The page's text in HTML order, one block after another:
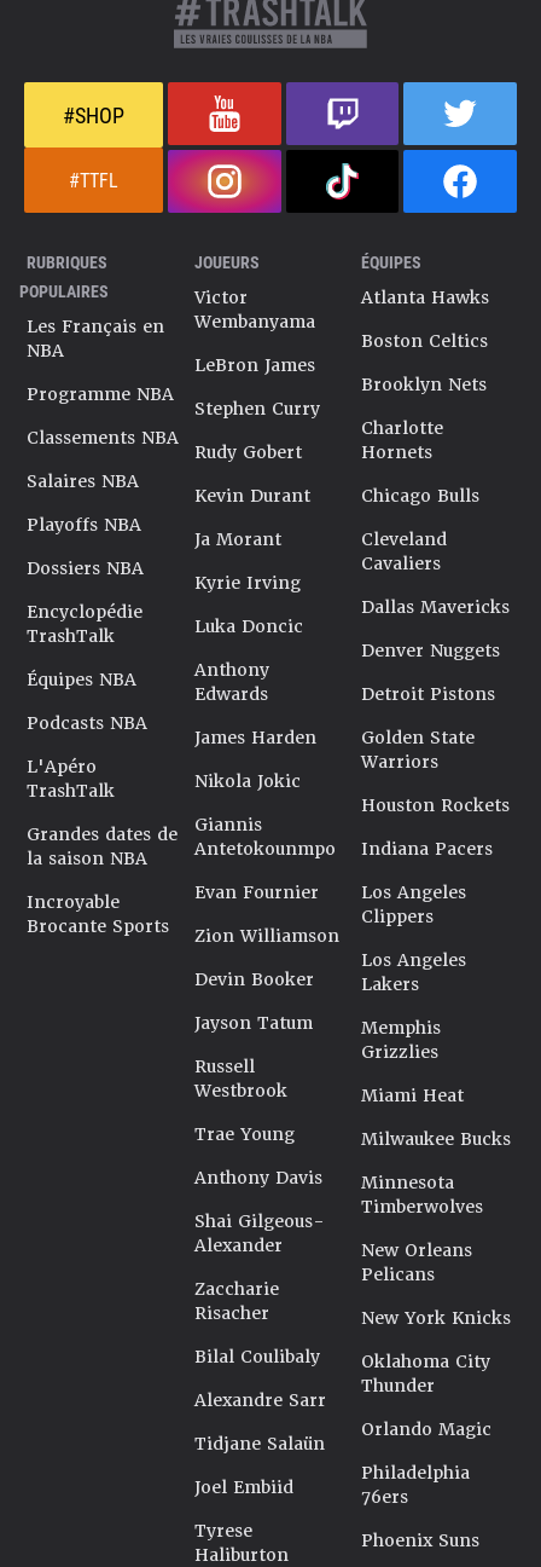
#SHOP
#TTFL
RUBRIQUES
POPULAIRES
Les Français en
NBA
Programme NBA
Classements NBA
Salaires NBA
Playoffs NBA
Dossiers NBA
Encyclopédie
TrashTalk
Équipes NBA
Podcasts NBA
L'Apéro
TrashTalk
Grandes dates de
la saison NBA
Incroyable
Brocante Sports
JOUEURS
Victor
Wembanyama
LeBron James
Stephen Curry
Rudy Gobert
Kevin Durant
Ja Morant
Kyrie Irving
Luka Doncic
Anthony
Edwards
James Harden
Nikola Jokic
Giannis
Antetokounmpo
Evan Fournier
Zion Williamson
Devin Booker
Jayson Tatum
Russell
Westbrook
Trae Young
Anthony Davis
Shai Gilgeous-
Alexander
Zaccharie
Risacher
Bilal Coulibaly
Alexandre Sarr
Tidjane Salaün
Joel Embiid
Tyrese
Haliburton
ÉQUIPES
Atlanta Hawks
Boston Celtics
Brooklyn Nets
Charlotte
Hornets
Chicago Bulls
Cleveland
Cavaliers
Dallas Mavericks
Denver Nuggets
Detroit Pistons
Golden State
Warriors
Houston Rockets
Indiana Pacers
Los Angeles
Clippers
Los Angeles
Lakers
Memphis
Grizzlies
Miami Heat
Milwaukee Bucks
Minnesota
Timberwolves
New Orleans
Pelicans
New York Knicks
Oklahoma City
Thunder
Orlando Magic
Philadelphia
76ers
Phoenix Suns